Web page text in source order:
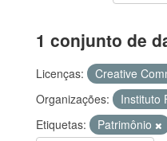
1 conjunto de
Licenças:
Creative
Organizações:
Instituto
Etiquetas:
Patrimônio